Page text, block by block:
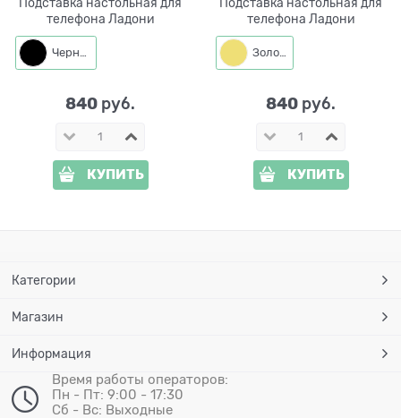
телефона Ладони
Черный
840 руб.
КУПИТЬ
телефона Ладони
Золото
840 руб.
КУПИТЬ
Категории
Магазин
Информация
Время работы операторов:
Пн - Пт: 9:00 - 17:30
Сб - Вс: Выходные